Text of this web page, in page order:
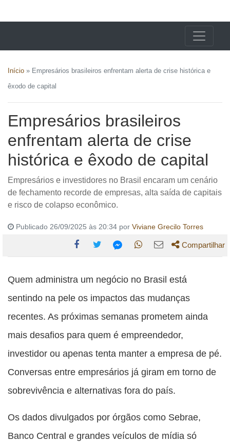
Início » Empresários brasileiros enfrentam alerta de crise histórica e
êxodo de capital
Empresários brasileiros
enfrentam alerta de crise
histórica e êxodo de capital
Empresários e investidores no Brasil encaram um cenário
de fechamento recorde de empresas, alta saída de capitais
e risco de colapso econômico.
Publicado 26/09/2025 às 20:34 por Viviane Grecilo Torres
esta
publicação
esta
publicação
esta
publicação
esta
publicação
WhatsApp
esta
publicação
Compartilhar
Quem administra um negócio no Brasil está
sentindo na pele os impactos das mudanças
recentes. As próximas semanas prometem ainda
mais desafios para quem é empreendedor,
investidor ou apenas tenta manter a empresa de pé.
Conversas entre empresários já giram em torno de
sobrevivência e alternativas fora do país.
Os dados divulgados por órgãos como Sebrae,
Banco Central e grandes veículos de mídia só